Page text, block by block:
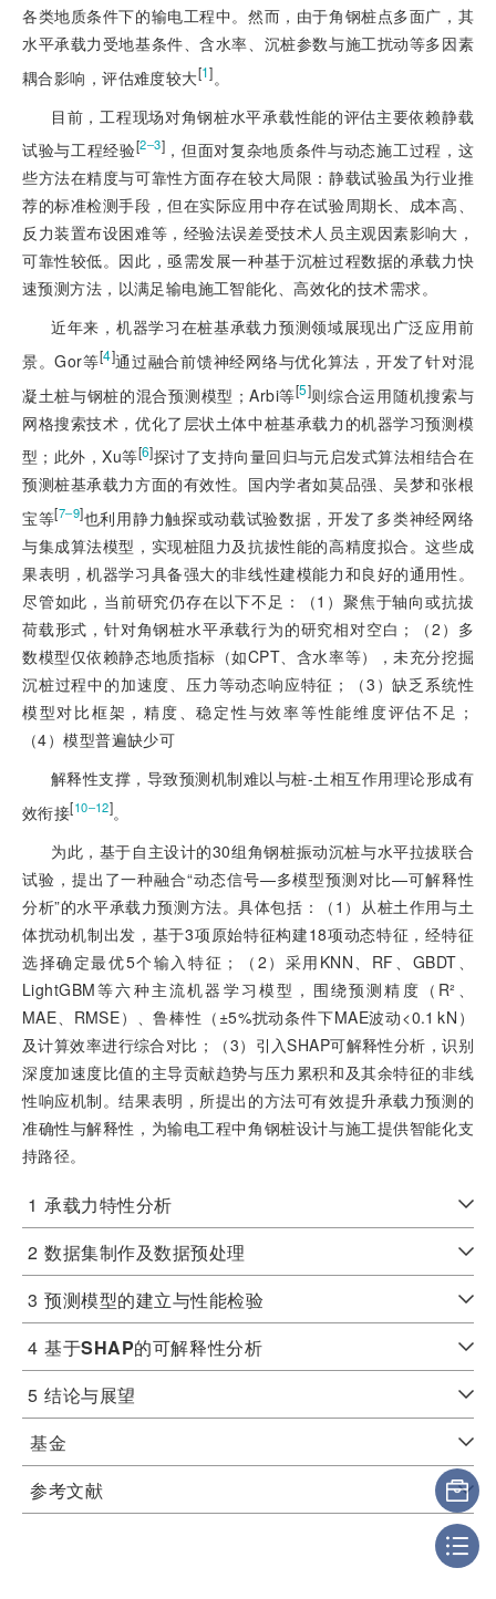
各类地质条件下的输电工程中。然而，由于角钢桩点多面广，其
水平承载力受地基条件、含水率、沉桩参数与施工扰动等多因素
耦合影响，评估难度较大[1]。
目前，工程现场对角钢桩水平承载性能的评估主要依赖静载
试验与工程经验[2‒3]，但面对复杂地质条件与动态施工过程，这
些方法在精度与可靠性方面存在较大局限：静载试验虽为行业推
荐的标准检测手段，但在实际应用中存在试验周期长、成本高、
反力装置布设困难等，经验法误差受技术人员主观因素影响大，
可靠性较低。因此，亟需发展一种基于沉桩过程数据的承载力快
速预测方法，以满足输电施工智能化、高效化的技术需求。
近年来，机器学习在桩基承载力预测领域展现出广泛应用前
景。Gor等[4]通过融合前馈神经网络与优化算法，开发了针对混
凝土桩与钢桩的混合预测模型；Arbi等[5]则综合运用随机搜索与
网格搜索技术，优化了层状土体中桩基承载力的机器学习预测模
型；此外，Xu等[6]探讨了支持向量回归与元启发式算法相结合在
预测桩基承载力方面的有效性。国内学者如莫品强、吴梦和张根
宝等[7‒9]也利用静力触探或动载试验数据，开发了多类神经网络
与集成算法模型，实现桩阻力及抗拔性能的高精度拟合。这些成
果表明，机器学习具备强大的非线性建模能力和良好的通用性。
尽管如此，当前研究仍存在以下不足：（1）聚焦于轴向或抗拔
荷载形式，针对角钢桩水平承载行为的研究相对空白；（2）多
数模型仅依赖静态地质指标（如CPT、含水率等），未充分挖掘
沉桩过程中的加速度、压力等动态响应特征；（3）缺乏系统性
模型对比框架，精度、稳定性与效率等性能维度评估不足；
（4）模型普遍缺少可
解释性支撑，导致预测机制难以与桩-土相互作用理论形成有
效衔接[10‒12]。
为此，基于自主设计的30组角钢桩振动沉桩与水平拉拔联合
试验，提出了一种融合“动态信号—多模型预测对比—可解释性
分析”的水平承载力预测方法。具体包括：（1）从桩土作用与土
体扰动机制出发，基于3项原始特征构建18项动态特征，经特征
选择确定最优5个输入特征；（2）采用KNN、RF、GBDT、
LightGBM等六种主流机器学习模型，围绕预测精度（R²、
MAE、RMSE）、鲁棒性（±5%扰动条件下MAE波动<0.1 kN）
及计算效率进行综合对比；（3）引入SHAP可解释性分析，识别
深度加速度比值的主导贡献趋势与压力累积和及其余特征的非线
性响应机制。结果表明，所提出的方法可有效提升承载力预测的
准确性与解释性，为输电工程中角钢桩设计与施工提供智能化支
持路径。
1 承载力特性分析
2 数据集制作及数据预处理
3 预测模型的建立与性能检验
4 基于SHAP的可解释性分析
5 结论与展望
基金
参考文献